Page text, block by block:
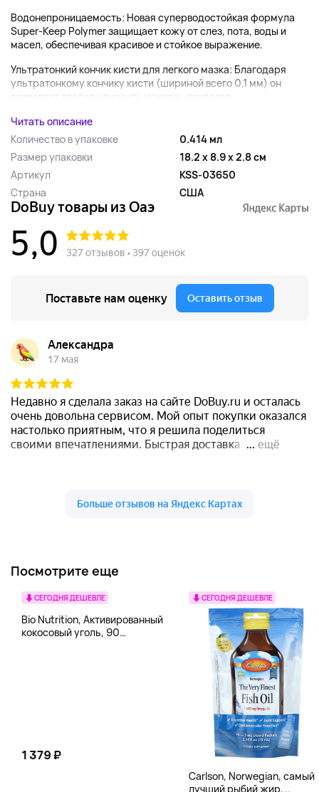
Водонепроницаемость: Новая суперводостойкая формула
Super-Keep Polymer защищает кожу от слез, пота, воды и
масел, обеспечивая красивое и стойкое выражение.
Ультратонкий кончик кисти для легкого мазка: Благодаря
ультратонкому кончику кисти (шириной всего 0,1 мм) он
позволяет гладко наносить макияж, создавая...
Читать описание
Количество в упаковке
0.414 мл
Размер упаковки
18.2 x 8.9 x 2.8 см
Артикул
KSS-03650
Страна
США
Посмотрите еще
СЕГОДНЯ ДЕШЕВЛЕ
Bio Nutrition, Активированный
кокосовый уголь, 90
1 379 ₽
СЕГОДНЯ ДЕШЕВЛЕ
Carlson, Norwegian, самый
лучший рыбий жир,